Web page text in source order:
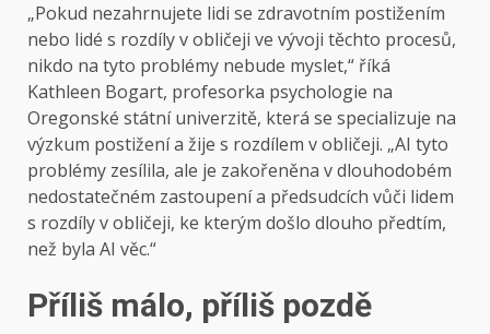
„Pokud nezahrnujete lidi se zdravotním postižením
nebo lidé s rozdíly v obličeji ve vývoji těchto procesů,
nikdo na tyto problémy nebude myslet,“ říká
Kathleen Bogart, profesorka psychologie na
Oregonské státní univerzitě, která se specializuje na
výzkum postižení a žije s rozdílem v obličeji. „AI tyto
problémy zesílila, ale je zakořeněna v dlouhodobém
nedostatečném zastoupení a předsudcích vůči lidem
s rozdíly v obličeji, ke kterým došlo dlouho předtím,
než byla AI věc.“
Příliš málo, příliš pozdě